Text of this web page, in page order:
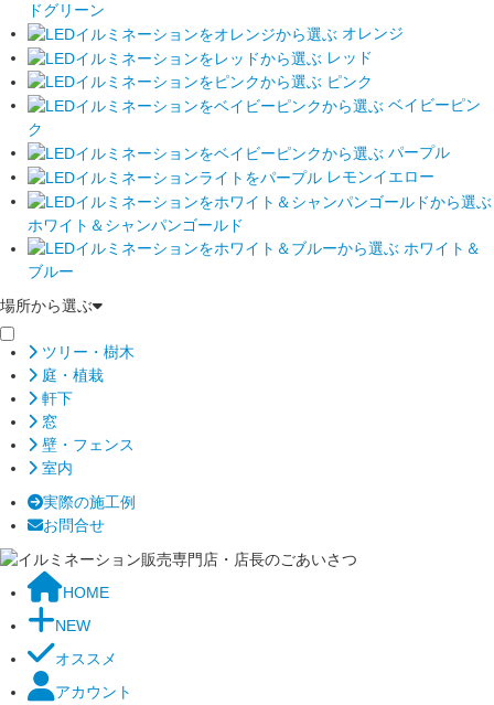
ドグリーン
オレンジ
レッド
ピンク
ベイビーピン
ク
パープル
レモンイエロー
ホワイト＆シャンパンゴールド
ホワイト＆
ブルー
場所から選ぶ
ツリー・樹木
庭・植栽
軒下
窓
壁・フェンス
室内
実際の施工例
お問合せ
HOME
NEW
オススメ
アカウント